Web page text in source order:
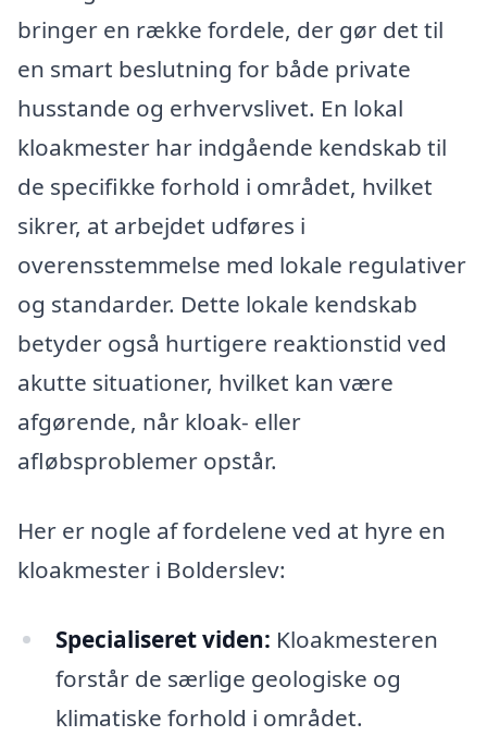
bringer en række fordele, der gør det til
en smart beslutning for både private
husstande og erhvervslivet. En lokal
kloakmester har indgående kendskab til
de specifikke forhold i området, hvilket
sikrer, at arbejdet udføres i
overensstemmelse med lokale regulativer
og standarder. Dette lokale kendskab
betyder også hurtigere reaktionstid ved
akutte situationer, hvilket kan være
afgørende, når kloak- eller
afløbsproblemer opstår.
Her er nogle af fordelene ved at hyre en
kloakmester i Bolderslev:
Specialiseret viden: Kloakmesteren
forstår de særlige geologiske og
klimatiske forhold i området.